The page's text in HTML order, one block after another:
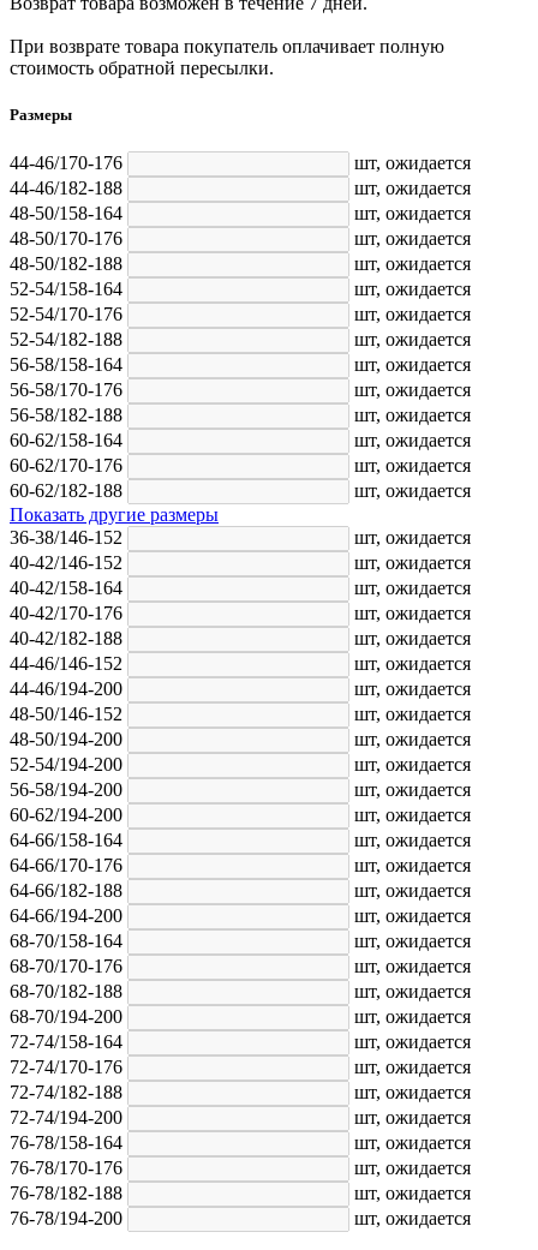
При возврате товара покупатель оплачивает полную
стоимость обратной пересылки.
Размеры
44-46/170-176 шт, ожидается
44-46/182-188
шт, ожидается
48-50/158-164
шт, ожидается
48-50/170-176
шт, ожидается
48-50/182-188
шт, ожидается
52-54/158-164
шт, ожидается
52-54/170-176
шт, ожидается
52-54/182-188
шт, ожидается
56-58/158-164
шт, ожидается
56-58/170-176
шт, ожидается
56-58/182-188
шт, ожидается
60-62/158-164
шт, ожидается
60-62/170-176
шт, ожидается
60-62/182-188
шт, ожидается
Показать другие размеры
36-38/146-152
шт, ожидается
40-42/146-152
шт, ожидается
40-42/158-164
шт, ожидается
40-42/170-176
шт, ожидается
40-42/182-188
шт, ожидается
44-46/146-152
шт, ожидается
44-46/194-200
шт, ожидается
48-50/146-152
шт, ожидается
48-50/194-200
шт, ожидается
52-54/194-200
шт, ожидается
56-58/194-200
шт, ожидается
60-62/194-200
шт, ожидается
64-66/158-164
шт, ожидается
64-66/170-176
шт, ожидается
64-66/182-188
шт, ожидается
64-66/194-200
шт, ожидается
68-70/158-164
шт, ожидается
68-70/170-176
шт, ожидается
68-70/182-188
шт, ожидается
68-70/194-200
шт, ожидается
72-74/158-164
шт, ожидается
72-74/170-176
шт, ожидается
72-74/182-188
шт, ожидается
72-74/194-200
шт, ожидается
76-78/158-164
шт, ожидается
76-78/170-176
шт, ожидается
76-78/182-188
шт, ожидается
76-78/194-200
шт, ожидается